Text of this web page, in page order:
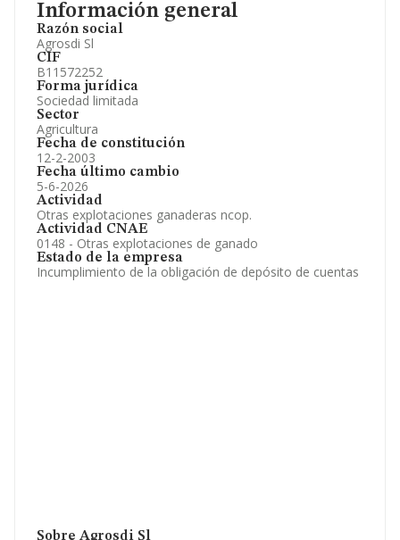
Información general
Razón social
Agrosdi Sl
CIF
B11572252
Forma jurídica
Sociedad limitada
Sector
Agricultura
Fecha de constitución
12-2-2003
Fecha último cambio
5-6-2026
Actividad
Otras explotaciones ganaderas ncop.
Actividad CNAE
0148 - Otras explotaciones de ganado
Estado de la empresa
Incumplimiento de la obligación de depósito de cuentas
Sobre Agrosdi Sl